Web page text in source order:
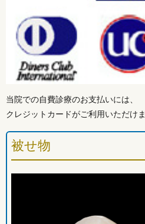
当院での自費診療のお支払いには、
クレジットカードがご利用いただけま
被せ物